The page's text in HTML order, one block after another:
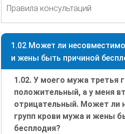
Правила консультаций
1.02 Может ли
и жены быть причиной
1.02. У моего мужа третья
положительный, а у меня
отрицательный. Может ли
групп крови мужа и жены
бесплодия?